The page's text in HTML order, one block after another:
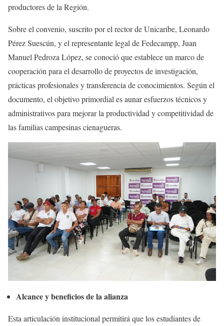
productores de la Región.
Sobre el convenio, suscrito por el rector de Unicaribe, Leonardo
Pérez Suescún, y el representante legal de Fedecampp, Juan
Manuel Pedroza López, se conoció que establece un marco de
cooperación para el desarrollo de proyectos de investigación,
prácticas profesionales y transferencia de conocimientos. Según el
documento, el objetivo primordial es aunar esfuerzos técnicos y
administrativos para mejorar la productividad y competitividad de
las familias campesinas cienagueras.
Alcance y beneficios de la alianza
Esta articulación institucional permitirá que los estudiantes de